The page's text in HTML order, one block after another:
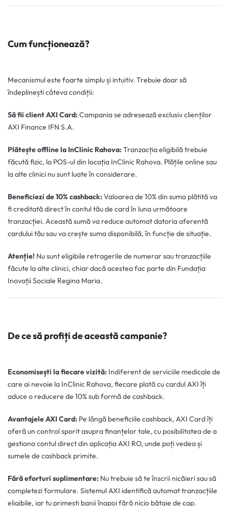
Cum funcționează?
Mecanismul este foarte simplu și intuitiv. Trebuie doar să
îndeplinești câteva condiții:
Să fii client AXI Card:Campania se adresează exclusiv clienților
AXI Finance IFN S.A.
Plătește offline la InClinic Rahova:Tranzacția eligibilă trebuie
făcută fizic, la POS-ul din locația InClinic Rahova. Plățile online sau
la alte clinici nu sunt luate în considerare.
Beneficiezi de 10% cashback:Valoarea de 10% din suma plătită va
fi creditată direct în contul tău de card în luna următoare
tranzacției. Această sumă va reduce automat datoria aferentă
cardului tău sau va crește suma disponibilă, în funcție de situație.
Atenție! Nu sunt eligibile retragerile de numerar sau tranzacțiile
făcute la alte clinici, chiar dacă acestea fac parte din Fundația
Inovații Sociale Regina Maria.
De ce să profiți de această campanie?
Economisești la fiecare vizită: Indiferent de serviciile medicale de
care ai nevoie la InClinic Rahova, fiecare plată cu cardul AXI îți
aduce o reducere de 10% sub formă de cashback.
Avantajele AXI Card: Pe lângă beneficiile cashback, AXI Card îți
oferă un control sporit asupra finanțelor tale, cu posibilitatea de a
gestiona contul direct din aplicația AXI RO, unde poți vedea și
sumele de cashback primite.
Fără eforturi suplimentare: Nu trebuie să te înscrii nicăieri sau să
completezi formulare. Sistemul AXI identifică automat tranzacțiile
eligibile, iar tu primești banii înapoi fără nicio bătaie de cap.